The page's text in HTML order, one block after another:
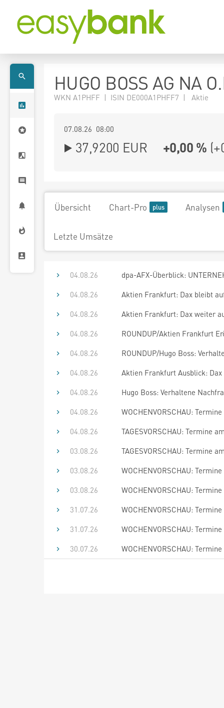
HUGO BOSS AG NA
WKN A1PHFF | ISIN DE000A1PHFF7 | Aktie
07.08.26 08:00
37,9200 EUR +0,00 % (
Übersicht Chart-Pro Analysen
Letzte Umsätze
04.08.26
dpa-AFX-Überblick:
04.08.26
Aktien Frankfurt: Dax bleibt
04.08.26
Aktien Frankfurt: Dax weiter
04.08.26
ROUNDUP/Aktien Frankfurt
04.08.26
ROUNDUP/Hugo Boss:
04.08.26
Aktien Frankfurt Ausblick:
04.08.26
Hugo Boss: Verhaltene
04.08.26
WOCHENVORSCHAU:
04.08.26
TAGESVORSCHAU: Termine
03.08.26
TAGESVORSCHAU: Termine
03.08.26
WOCHENVORSCHAU:
03.08.26
WOCHENVORSCHAU:
31.07.26
WOCHENVORSCHAU:
31.07.26
WOCHENVORSCHAU:
30.07.26
WOCHENVORSCHAU: